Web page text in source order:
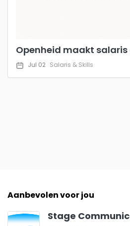
Openheid maakt
Jul 02 Salaris & Skills
Aanbevolen voor jou
Stage